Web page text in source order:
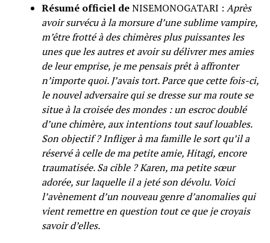
Résumé officiel deNISEMONOGATARI : Après
avoir survécu à la morsure d’une sublime vampire,
m’être frotté à des chimères plus puissantes les
unes que les autres et avoir su délivrer mes amies
de leur emprise, je me pensais prêt à affronter
n’importe quoi. J’avais tort. Parce que cette fois-ci,
le nouvel adversaire qui se dresse sur ma route se
situe à la croisée des mondes : un escroc doublé
d’une chimère, aux intentions tout sauf louables.
Son objectif ? Infliger à ma famille le sort qu’il a
réservé à celle de ma petite amie, Hitagi, encore
traumatisée. Sa cible ? Karen, ma petite sœur
adorée, sur laquelle il a jeté son dévolu. Voici
l’avènement d’un nouveau genre d’anomalies qui
vient remettre en question tout ce que je croyais
savoir d’elles.